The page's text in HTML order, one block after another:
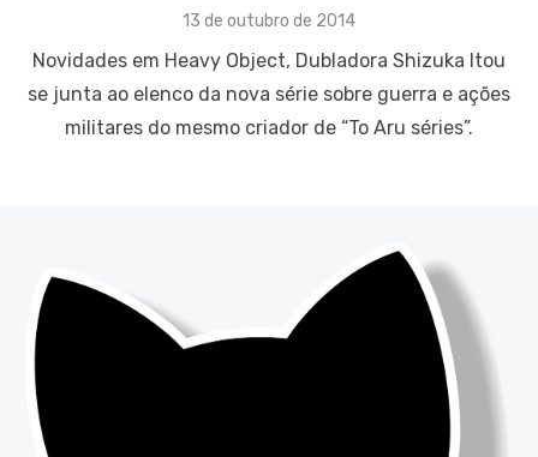
Posted
13 de outubro de 2014
Novidades em Heavy Object, Dubladora Shizuka Itou
se junta ao elenco da nova série sobre guerra e ações
militares do mesmo criador de “To Aru séries”.